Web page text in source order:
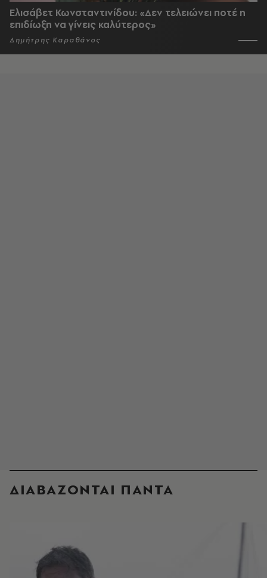
Ελισάβετ Κωνσταντινίδου: «Δεν τελειώνει ποτέ η
επιδίωξη να γίνεις καλύτερος»
Δημήτρης Καραθάνος
ΔΙΑΒΑΖΟΝΤΑΙ ΠΑΝΤΑ